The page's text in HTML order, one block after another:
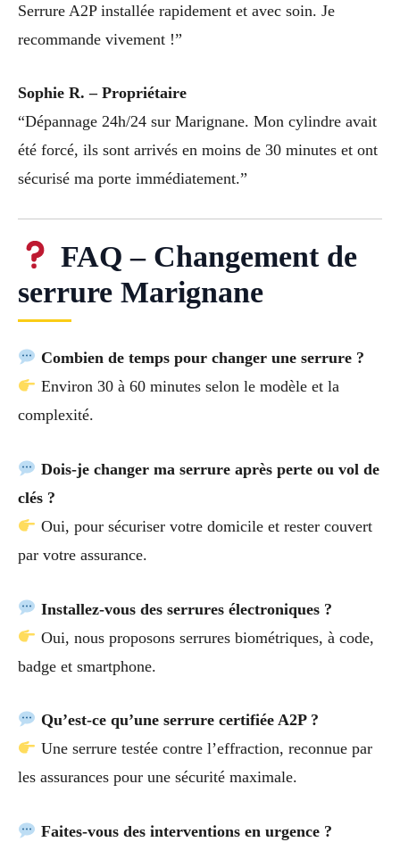
Serrure A2P installée rapidement et avec soin. Je
recommande vivement !”
Sophie R. – Propriétaire
“Dépannage 24h/24 sur Marignane. Mon cylindre avait
été forcé, ils sont arrivés en moins de 30 minutes et ont
sécurisé ma porte immédiatement.”
FAQ – Changement de
serrure Marignane
Combien de temps pour changer une serrure ?
Environ 30 à 60 minutes selon le modèle et la
complexité.
Dois-je changer ma serrure après perte ou vol de
clés ?
Oui, pour sécuriser votre domicile et rester couvert
par votre assurance.
Installez-vous des serrures électroniques ?
Oui, nous proposons serrures biométriques, à code,
badge et smartphone.
Qu’est-ce qu’une serrure certifiée A2P ?
Une serrure testée contre l’effraction, reconnue par
les assurances pour une sécurité maximale.
Faites-vous des interventions en urgence ?